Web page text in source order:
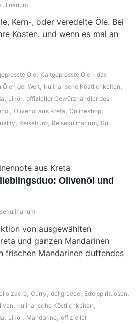
Kern-, oder veredelte Öle. Bei
Kosten. und wenn es mal an
Öle, Kaltgepresste Öle - das
der Welt, kulinarische Köstlichkeiten ,
, Likör, offizieller Gewürzhändler des
, Olivenöl aus Kreta , Onlineshop,
, Reisebüro, Reisekulinarium, Su
Olivenöl und
von ausgewählten
und ganzen Mandarinen
frischen Mandarinen duftendes
zacro, Curry , deligreece, Edelspirituosen ,
, kulinarische Köstlichkeiten ,
, Likör, Mandarine, offizieller